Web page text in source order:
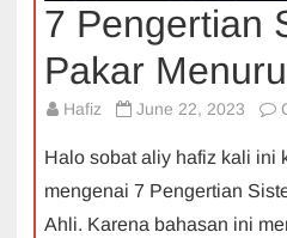
7 Pengertian
Pakar
Hafiz June 22, 2023
Halo sobat aliy hafiz kali ini
mengenai 7 Pengertian
Ahli. Karena bahasan ini